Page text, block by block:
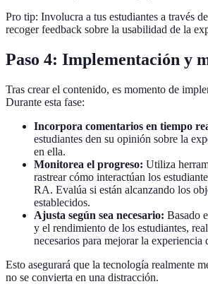
Pro tip: Involucra a tus estudiantes a través
recoger feedback sobre la usabilidad de la
Paso 4: Implementación y
Tras crear el contenido, es momento de
Durante esta fase:
Incorpora comentarios en tiempo
estudiantes den su opinión sobre la
en ella.
Monitorea el progreso: Utiliza
rastrear cómo interactúan los
RA. Evalúa si están alcanzando los
establecidos.
Ajusta según sea necesario: Basado
y el rendimiento de los estudiantes,
necesarios para mejorar la experiencia
Esto asegurará que la tecnología realmente
no se convierta en una distracción.